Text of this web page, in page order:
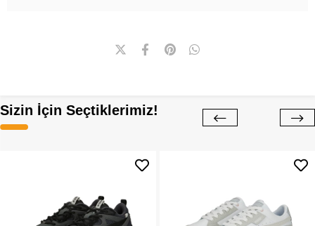
Sizin İçin Seçtiklerimiz!